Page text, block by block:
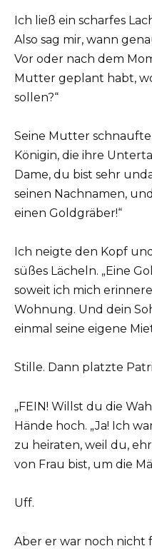
Ich ließ ein scharfes
Also sag mir, wann
Vor oder nach dem
Mutter geplant habt,
sollen?“
Seine Mutter
Königin, die ihre
Dame, du bist sehr
seinen Nachnamen,
einen Goldgräber!“
Ich neigte den Kopf
süßes Lächeln. „Eine
soweit ich mich
Wohnung. Und dein
einmal seine eigene
Stille. Dann platzte
„FEIN! Willst du die
Hände hoch. „Ja! Ich
zu heiraten, weil du,
von Frau bist, um die
Uff.
Aber er war noch nicht